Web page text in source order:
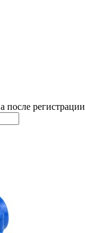
после регистрации